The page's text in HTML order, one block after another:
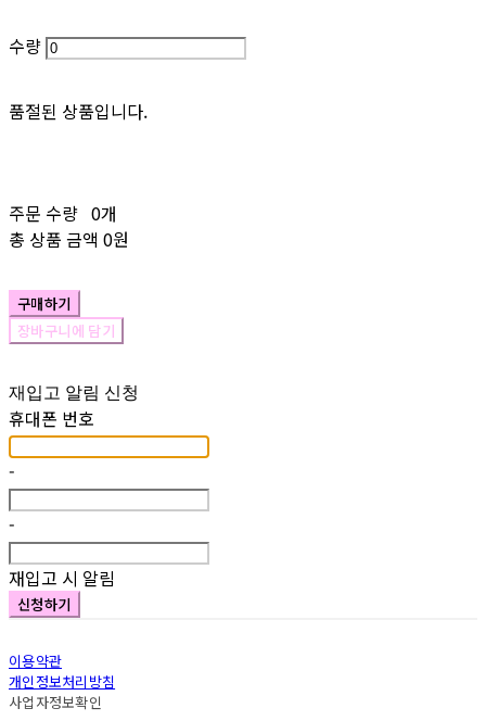
수량
품절된 상품입니다.
주문 수량 0개
총 상품 금액 0원
구매하기
장바구니에 담기
재입고 알림 신청
휴대폰 번호
-
-
재입고 시 알림
신청하기
이용약관
개인정보처리방침
사업자정보확인